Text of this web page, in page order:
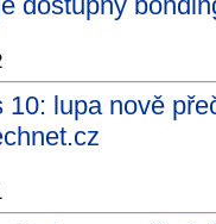
10: lupa nově